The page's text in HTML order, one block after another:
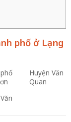
phố ở Lạng
Huyện Văn
Quan